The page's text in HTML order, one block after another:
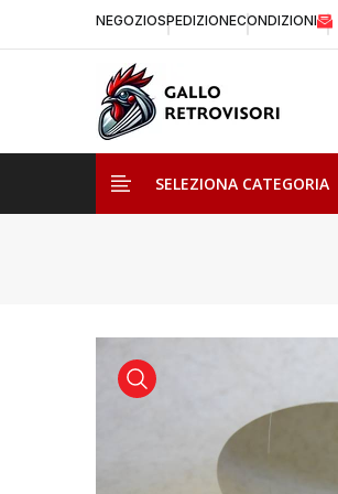
NEGOZIOSPEDIZIONECONDIZIONI
SELEZIONA CATEGORIA
visualizza prodotto